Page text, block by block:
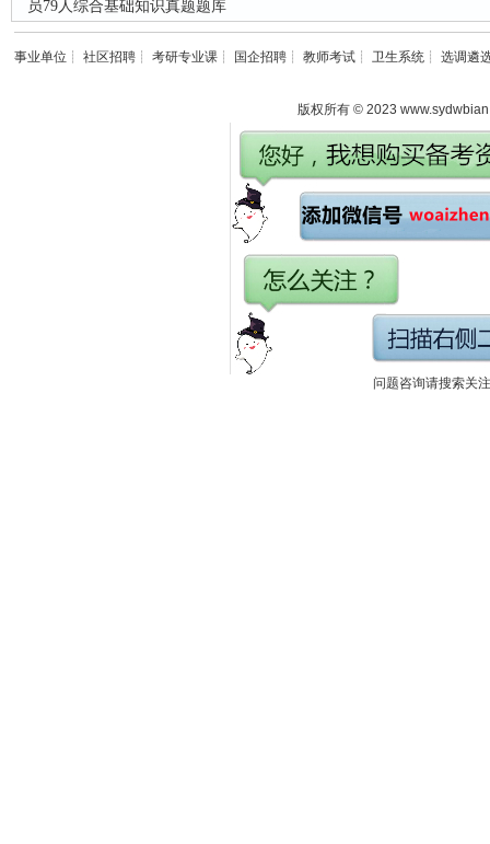
员79人综合基础知识真题题库
事业单位 ┊ 社区招聘 ┊ 考研专业课 ┊ 国企招聘 ┊ 教师考试 ┊ 卫生系统 ┊ 选调遴
版权所有 © 2023
问题咨询请搜索关